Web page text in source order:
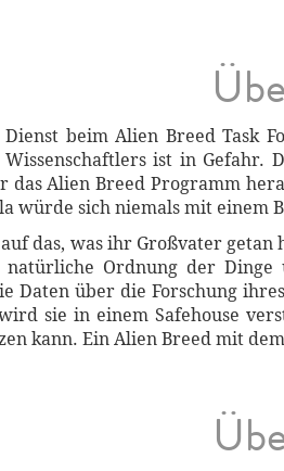
beim Alien Breed Task
ist in
das Alien Breed Programm
würde sich niemals mit einem
das, was ihr Großvater getan
Ordnung der
Daten über die Forschung
sie in einem Safehouse
kann. Ein Alien Breed mit